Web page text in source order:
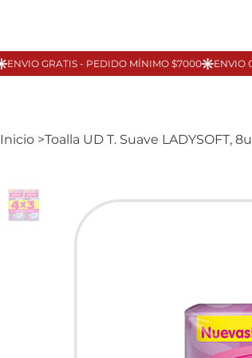
Inicio >Toalla UD T. Suave LADYSOFT, 8u